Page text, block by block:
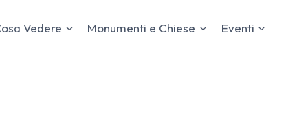
Vedere Monumenti e Chiese Eventi